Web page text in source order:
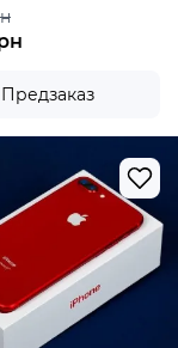
Предзаказ